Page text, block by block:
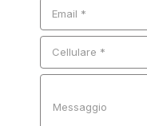
Email *
Cellulare *
Messaggio